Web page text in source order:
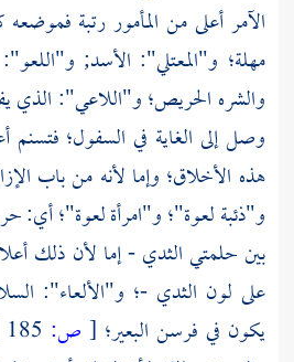
الآمر أعلى من المأمور رتبة
مهلة؛ و"المعتلي": الأسد;
والشره الحريص؛ و"اللاعي": الذي
وصل إلى الغاية في السفول؛
هذه الأخلاق؛ وإما لأنه من باب
و"ذئبة لعوة"؛ و"امرأة لعوة"؛ أي:
بين حلمتي الثدي - إما لأن ذلك
على لون الثدي -؛ و"الألعاء":
يكون في فرسن البعير؛ [ ص: